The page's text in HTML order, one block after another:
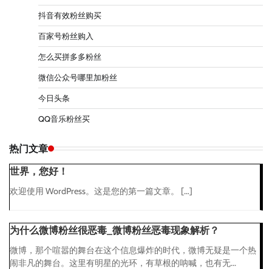
抖音有效粉丝购买
百家号粉丝购入
怎么买拼多多粉丝
微信公众号哪里加粉丝
今日头条
QQ音乐粉丝买
热门文章
世界，您好！
欢迎使用 WordPress。这是您的第一篇文章。 […]
为什么微博粉丝很恶毒_微博粉丝恶毒现象解析？
微博，那个喧嚣的舞台在这个信息爆炸的时代，微博无疑是一个热
闹非凡的舞台。这里有明星的光环，有草根的呐喊，也有无...